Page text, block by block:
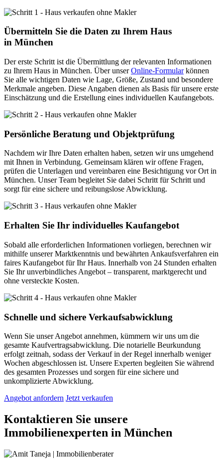
Übermitteln Sie die Daten zu Ihrem Haus
in München
Der erste Schritt ist die Übermittlung der relevanten Informationen
zu Ihrem Haus in München. Über unserOnline-Formularkönnen
Sie alle wichtigen Daten wie Lage, Größe, Zustand und besondere
Merkmale angeben. Diese Angaben dienen als Basis für unsere erste
Einschätzung und die Erstellung eines individuellen Kaufangebots.
Persönliche Beratung und Objektprüfung
Nachdem wir Ihre Daten erhalten haben, setzen wir uns umgehend
mit Ihnen in Verbindung. Gemeinsam klären wir offene Fragen,
prüfen die Unterlagen und vereinbaren eine Besichtigung vor Ort in
München. Unser Team begleitet Sie dabei Schritt für Schritt und
sorgt für eine sichere und reibungslose Abwicklung.
Erhalten Sie Ihr individuelles Kaufangebot
Sobald alle erforderlichen Informationen vorliegen, berechnen wir
mithilfe unserer Marktkenntnis und bewährten Ankaufsverfahren ein
faires Kaufangebot für Ihr Haus. Innerhalb von 24 Stunden erhalten
Sie Ihr unverbindliches Angebot – transparent, marktgerecht und
ohne versteckte Kosten.
Schnelle und sichere Verkaufsabwicklung
Wenn Sie unser Angebot annehmen, kümmern wir uns um die
gesamte Kaufvertragsabwicklung. Die notarielle Beurkundung
erfolgt zeitnah, sodass der Verkauf in der Regel innerhalb weniger
Wochen abgeschlossen ist. Unsere Experten begleiten Sie während
des gesamten Prozesses und sorgen für eine sichere und
unkomplizierte Abwicklung.
Angebot anfordern Jetzt verkaufen
Kontaktieren Sie unsere
Immobilienexperten in München